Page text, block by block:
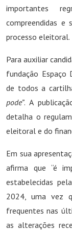
importantes
compreendidas e
processo eleitoral.
Para auxiliar
fundação Espaço
de todos a
pode”. A
detalha o
eleitoral e do
Em sua
afirma que “é
estabelecidas
2024, uma vez
frequentes nas
as alterações